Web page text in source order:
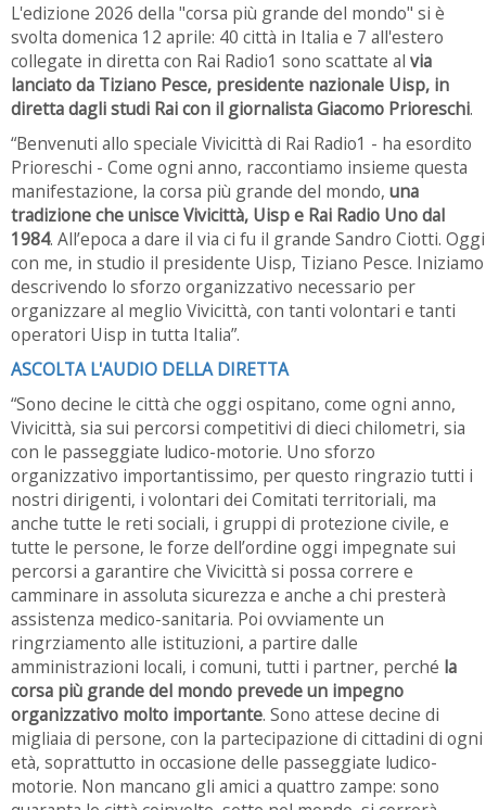
L'edizione 2026 della "corsa più grande del mondo" si è
svolta domenica 12 aprile: 40 città in Italia e 7 all'estero
collegate in diretta con Rai Radio1 sono scattate al via
lanciato da Tiziano Pesce, presidente nazionale Uisp, in
diretta dagli studi Rai con il giornalista Giacomo Prioreschi.
“Benvenuti allo speciale Vivicittà di Rai Radio1 - ha esordito
Prioreschi - Come ogni anno, raccontiamo insieme questa
manifestazione, la corsa più grande del mondo, una
tradizione che unisce Vivicittà, Uisp e Rai Radio Uno dal
1984. All’epoca a dare il via ci fu il grande Sandro Ciotti. Oggi
con me, in studio il presidente Uisp, Tiziano Pesce. Iniziamo
descrivendo lo sforzo organizzativo necessario per
organizzare al meglio Vivicittà, con tanti volontari e tanti
operatori Uisp in tutta Italia”.
ASCOLTA L'AUDIO DELLA DIRETTA
“Sono decine le città che oggi ospitano, come ogni anno,
Vivicittà, sia sui percorsi competitivi di dieci chilometri, sia
con le passeggiate ludico-motorie. Uno sforzo
organizzativo importantissimo, per questo ringrazio tutti i
nostri dirigenti, i volontari dei Comitati territoriali, ma
anche tutte le reti sociali, i gruppi di protezione civile, e
tutte le persone, le forze dell’ordine oggi impegnate sui
percorsi a garantire che Vivicittà si possa correre e
camminare in assoluta sicurezza e anche a chi presterà
assistenza medico-sanitaria. Poi ovviamente un
ringrziamento alle istituzioni, a partire dalle
amministrazioni locali, i comuni, tutti i partner, perché la
corsa più grande del mondo prevede un impegno
organizzativo molto importante. Sono attese decine di
migliaia di persone, con la partecipazione di cittadini di ogni
età, soprattutto in occasione delle passeggiate ludico-
motorie. Non mancano gli amici a quattro zampe: sono